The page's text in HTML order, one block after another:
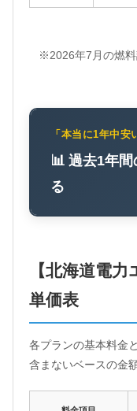
※2026年7月の燃
「本当に1年中
📊 過去1年
る
【北海道電
単価表
各プランの基本料金
含まないベースの金